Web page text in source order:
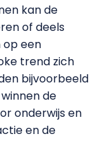
kan de
of deels
op een
trend zich
bijvoorbeeld
de
onderwijs en
en de